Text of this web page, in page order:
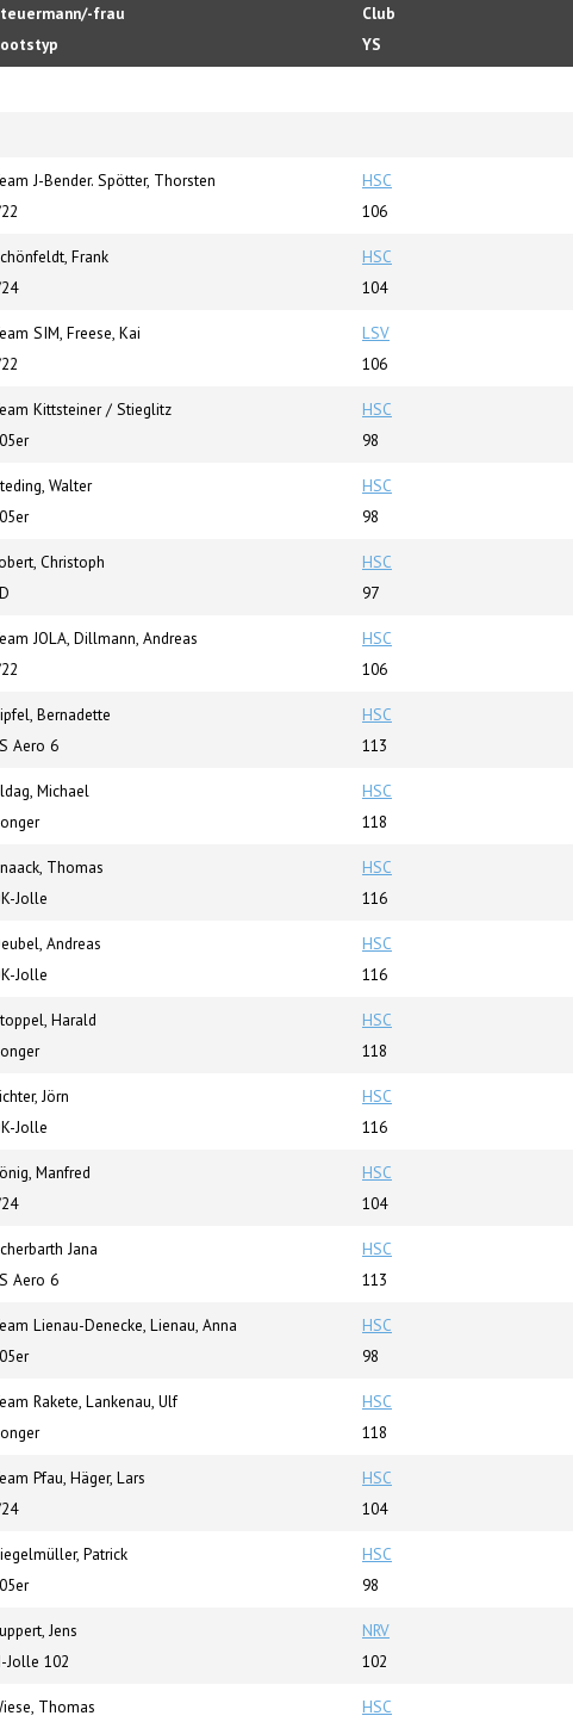
frau
Club
YS
J-Bender. Spötter, Thorsten
HSC
106
Frank
HSC
104
SIM, Freese, Kai
LSV
106
Kittsteiner / Stieglitz
HSC
98
Walter
HSC
98
Christoph
HSC
97
JOLA, Dillmann, Andreas
HSC
106
Bernadette
Aero 6
HSC
113
Michael
HSC
118
Thomas
Jolle
HSC
116
Andreas
Jolle
HSC
116
Harald
HSC
118
Jörn
Jolle
HSC
116
Manfred
HSC
104
Jana
Aero 6
HSC
113
Lienau-Denecke, Lienau, Anna
HSC
98
Rakete, Lankenau, Ulf
HSC
118
Pfau, Häger, Lars
HSC
104
Patrick
HSC
98
Jens
Jolle 102
NRV
102
Thomas
HSC